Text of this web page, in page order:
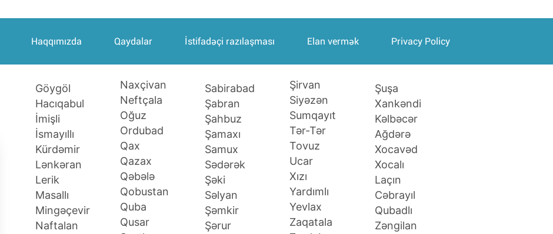
Haqqımızda Qaydalar İstifadəçi razılaşması Elan vermək Privacy Policy
Göygöl
Hacıqabul
İmişli
İsmayıllı
Kürdəmir
Lənkəran
Lerik
Masallı
Mingəçevir
Naftalan
Naxçivan
Neftçala
Oğuz
Ordubad
Qax
Qazax
Qəbələ
Qobustan
Quba
Qusar
Sabirabad
Şabran
Şahbuz
Şamaxı
Samux
Sədərək
Şəki
Səlyan
Şəmkir
Şərur
Şirvan
Siyəzən
Sumqayıt
Tər-Tər
Tovuz
Ucar
Xızı
Yardımlı
Yevlax
Zaqatala
Şuşa
Xankəndi
Kəlbəcər
Ağdərə
Xocavəd
Xocalı
Laçın
Cəbrayıl
Qubadlı
Zəngilan